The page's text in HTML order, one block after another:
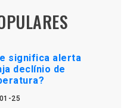
significa alerta
declínio de
25